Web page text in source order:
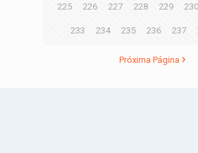
225 226 227 228 229 230
233 234 235 236 237
Próxima Página